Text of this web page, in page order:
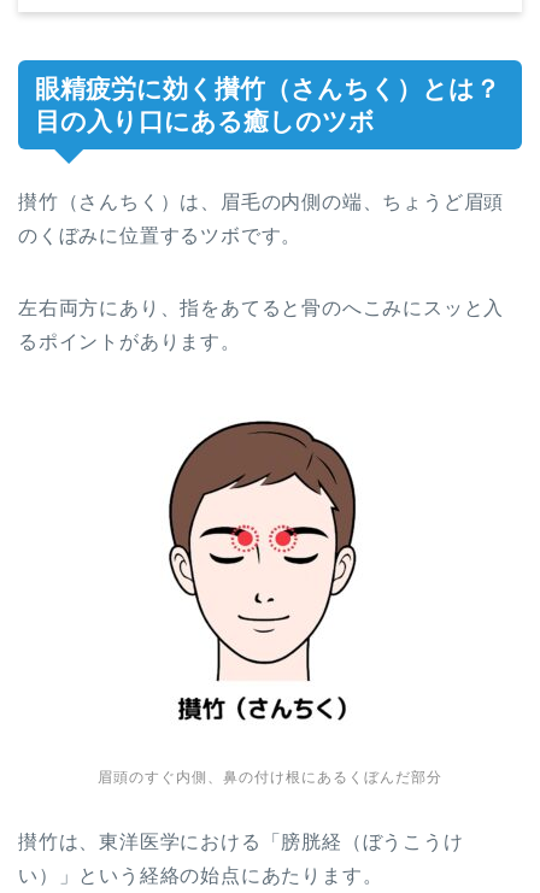
眼精疲労に効く攅竹（さんちく）とは？
目の入り口にある癒しのツボ
攅竹（さんちく）は、眉毛の内側の端、ちょうど眉頭
のくぼみに位置するツボです。
左右両方にあり、指をあてると骨のへこみにスッと入
るポイントがあります。
眉頭のすぐ内側、鼻の付け根にあるくぼんだ部分
攅竹は、東洋医学における「膀胱経（ぼうこうけ
い）」という経絡の始点にあたります。